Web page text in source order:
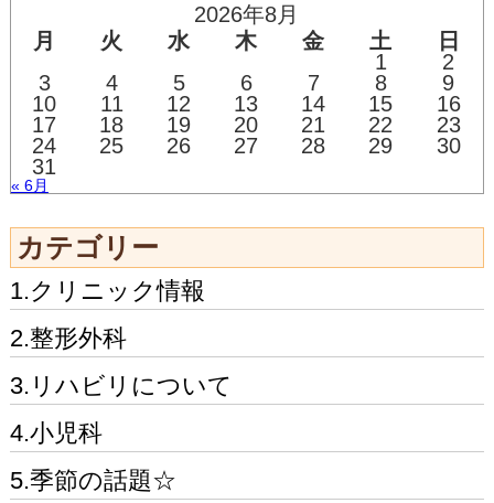
2026年8月
月
火 水 木 金 土
日
1
2
3
4 5 6 7 8
9
10
11 12 13 14 15
16
17
18 19 20 21 22
23
24
25 26 27 28 29
30
31
« 6月
カテゴリー
1.クリニック情報
2.整形外科
3.リハビリについて
4.小児科
5.季節の話題☆